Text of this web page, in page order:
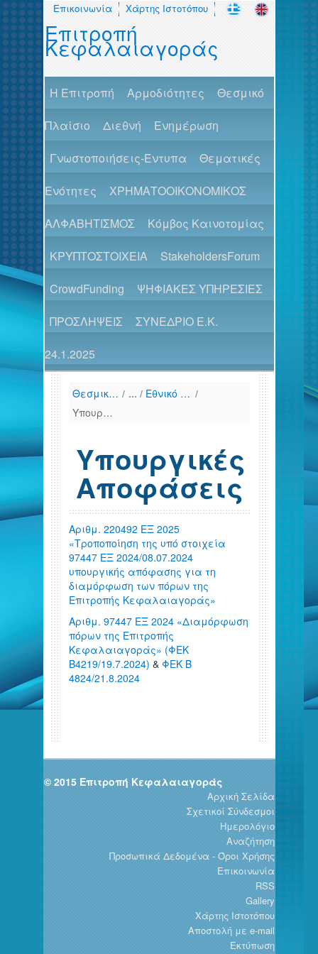
Επικοινωνία Χάρτης Ιστοτόπου
Επιτροπή
Κεφαλαιαγοράς
H Επιτροπή Αρμοδιότητες
Θεσμικό
Πλαίσιο
Διεθνή
Ενημέρωση
Γνωστοποιήσεις-Έντυπα
Θεματικές
Ενότητες
ΧΡΗΜΑΤΟΟΙΚΟΝΟΜΙΚΟΣ
ΑΛΦΑΒΗΤΙΣΜΟΣ
Κόμβος Καινοτομίας
ΚΡΥΠΤΟΣΤΟΙΧΕΙΑ
StakeholdersForum
CrowdFunding
ΨΗΦΙΑΚΕΣ ΥΠΗΡΕΣΙΕΣ
ΠΡΟΣΛΗΨΕΙΣ
ΣΥΝΕΔΡΙΟ Ε.Κ.
24.1.2025
Θεσμικό Πλαίσιο / Εθνικό Δίκαιο (Χρονολογική παράθεση) /
Υπουργικές Αποφάσεις
Υπουργικές
Αποφάσεις
Αριθμ. 220492 ΕΞ 2025
«Τροποποίηση της υπό στοιχεία
97447 ΕΞ 2024/08.07.2024
υπουργικής απόφασης για τη
διαμόρφωση των πόρων της
Επιτροπής Κεφαλαιαγοράς»
Αριθμ. 97447 ΕΞ 2024 «Διαμόρφωση
πόρων της Επιτροπής
Κεφαλαιαγοράς» (ΦΕΚ
Β4219/19.7.2024) & ΦΕΚ Β
4824/21.8.2024
© 2015 Επιτροπή Κεφαλαιαγοράς
Αρχική Σελίδα
Σχετικοί Σύνδεσμοι
Ημερολόγιο
Αναζήτηση
Προσωπικά Δεδομένα - Όροι Χρήσης
Επικοινωνία
RSS
Gallery
Χάρτης Ιστοτόπου
Αποστολή με e-mail
Εκτύπωση